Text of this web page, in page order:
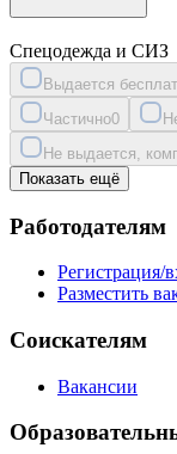
Спецодежда и СИЗ
Выдается
Частично0
Не выдается,
Показать ещё
Работодателям
Регистрация/
Разместить
Соискателям
Вакансии